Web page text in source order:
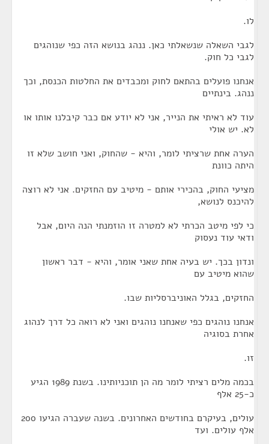
לו.
לגבי השאלה שנשאלתי כאן. ננהג בנושא הזה כפי שנוהגים
לגבי כל חוק.
אנחנו פועלים בהתאם לחוק ומכבדים את החלטות הכנסת, וכך
ננהג. בינתיים
עוד לא ראיתי את הנייר, אני לא יודע אם כבר קיבלנו אותו או
לא. יש אולי
הערה אחת שרציתי לומר, והיא - שהחוק, ואני חושב שלא זו
היתה כוונת
מציעי החוק, בהכירי אותם - מיטיב עם החזקים. אני לא רוצה
להיכנס לנושא,
כי לפי מיטב הכרתי לא למטרה זו הוזמנתי הנה היום, אבל
ודאי עוד נעסוק
ונדון בכך. יש בעיה אחת שאני אומר, והיא - דבר ראשון
שהוא מיטיב עם
החזקים, בגלל האוניברסליות שבו.
אנחנו נוהגים כפי שאנחנו נוהגים ואני לא רואה כל דרך לנהוג
אחרת בסוגיה
זו.
בכמה מלים רציתי לומר מה הן תוכניותינו. בשנת 1989 הגיע
כ-25 אלף
עולים, בעיקרם בחודשים האחרונים. בשנה שעברה הגיעו 200
אלף עולים. ועד